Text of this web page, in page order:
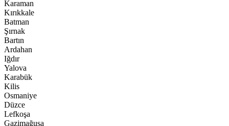
Karaman
Kırıkkale
Batman
Şırnak
Bartın
Ardahan
Iğdır
Yalova
Karabük
Kilis
Osmaniye
Düzce
Lefkoşa
Gazimağusa